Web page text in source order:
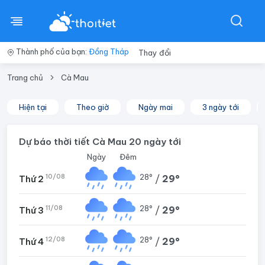
Thành phố của bạn: Đồng Tháp Thay đổi
Trang chủ Cà Mau
Hiện tại Theo giờ Ngày mai 3 ngày tới
Dự báo thời tiết Cà Mau 20 ngày tới
Ngày Đêm
Thứ 2 10/08 28° / 29°
Thứ 3 11/08 28° / 29°
Thứ 4 12/08 28° / 29°